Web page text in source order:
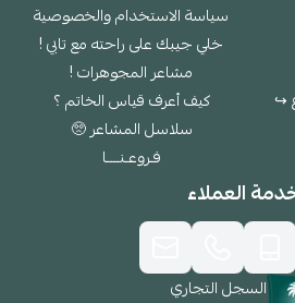
↪
سياسة الاستخدام والخصوصية
خلي جيبك على راحته مع تابي !
مشاعر المجوهرات !
كيف أعرف قياس الخاتم ؟
سلاسل المشاعر 🥺
فـروعـنــــا
العملاء
السجل التجاري